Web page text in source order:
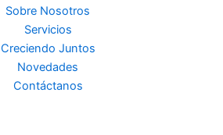
Sobre Nosotros
Servicios
Creciendo Juntos
Novedades
Contáctanos